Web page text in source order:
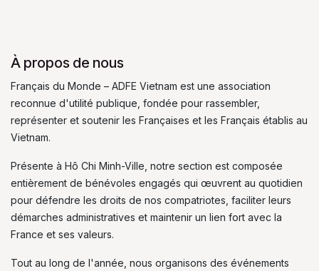
À propos de nous
Français du Monde – ADFE Vietnam est une association
reconnue d'utilité publique, fondée pour rassembler,
représenter et soutenir les Françaises et les Français établis au
Vietnam.
Présente à Hô Chi Minh-Ville, notre section est composée
entièrement de bénévoles engagés qui œuvrent au quotidien
pour défendre les droits de nos compatriotes, faciliter leurs
démarches administratives et maintenir un lien fort avec la
France et ses valeurs.
Tout au long de l'année, nous organisons des événements